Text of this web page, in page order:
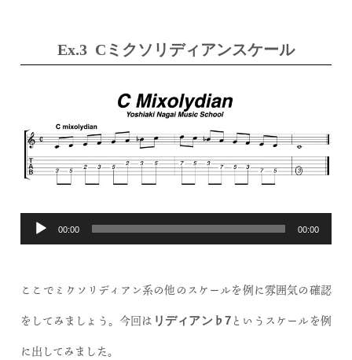
Ex.3 Cミクソリディアンスケール
音
プ
レ
ー
00:00 00:00
ここでミクソリディアン系の他のスケールを例に雰囲気の確認
をしてみましょう。今回は リディアン♭7というスケールを例
に出してみました。